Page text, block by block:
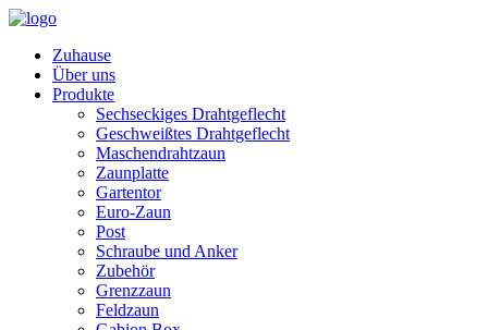
Zuhause
Über uns
Produkte
Sechseckiges Drahtgeflecht
Geschweißtes Drahtgeflecht
Maschendrahtzaun
Zaunplatte
Gartentor
Euro-Zaun
Post
Schraube und Anker
Zubehör
Grenzzaun
Feldzaun